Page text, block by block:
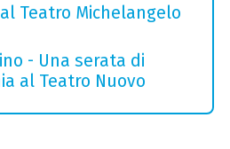
Teatro Michelangelo
- Una serata di
al Teatro Nuovo